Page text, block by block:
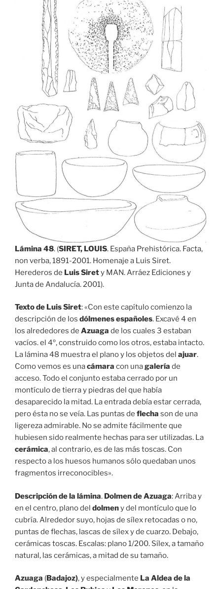
Lámina 48. (SIRET, LOUIS. España Prehistórica. Facta,
non verba, 1891-2001. Homenaje a Luis Siret.
Herederos de Luis Sirety MAN. Arráez Ediciones y
Junta de Andalucía. 2001).
Texto de Luis Siret: «Con este capítulo comienzo la
descripción de los dólmenes españoles. Excavé 4 en
los alrededores de Azuaga de los cuales 3 estaban
vacíos. el 4º, construido como los otros, estaba intacto.
La lámina 48 muestra el plano y los objetos del ajuar.
Como vemos es unacámara con unagalería de
acceso. Todo el conjunto estaba cerrado por un
montículo de tierra y piedras del que había
desaparecido la mitad. La entrada debía estar cerrada,
pero ésta no se veía. Las puntas de flecha son de una
ligereza admirable. No se admite fácilmente que
hubiesen sido realmente hechas para ser utilizadas. La
cerámica, al contrario, es de las más toscas. Con
respecto a los huesos humanos sólo quedaban unos
fragmentos irreconocibles».
Descripción de la lámina. Dolmen de Azuaga: Arriba y
en el centro, plano del dolmeny del montículo que lo
cubría. Alrededor suyo, hojas de sílex retocadas o no,
puntas de flechas, lascas de sílex y de cuarzo. Debajo,
cerámicas toscas. Escalas: plano 1/200. Sílex, a tamaño
natural, las cerámicas, a mitad de su tamaño.
Azuaga (Badajoz), y especialmente La Aldea de la